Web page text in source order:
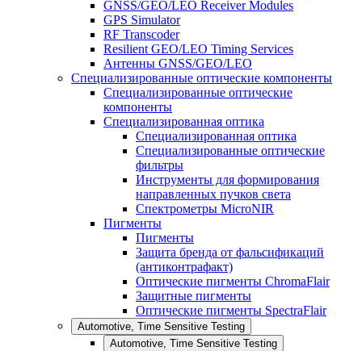
GNSS/GEO/LEO Receiver Modules
GPS Simulator
RF Transcoder
Resilient GEO/LEO Timing Services
Антенны GNSS/GEO/LEO
Специализированные оптические компоненты
Специализированные оптические
компоненты
Специализированная оптика
Специализированная оптика
Специализированные оптические
фильтры
Инструменты для формирования
направленных пучков света
Спектрометры MicroNIR
Пигменты
Пигменты
Защита бренда от фальсификаций
(антиконтрафакт)
Оптические пигменты ChromaFlair
Защитные пигменты
Оптические пигменты SpectraFlair
Automotive, Time Sensitive Testing
Automotive, Time Sensitive Testing